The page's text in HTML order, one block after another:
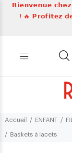
𝗕𝗶𝗲𝗻𝘃𝗲𝗻𝘂𝗲 𝗰𝗵𝗲𝘇
! 🔥 𝗣𝗿𝗼𝗳𝗶𝘁𝗲𝘇
Accueil ENFANT
Baskets à lacets